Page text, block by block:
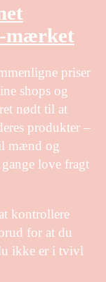
mærket
priser
shops og
nødt til at
produkter –
mænd og
love fragt
kontrollere
for at du
ikke er i tvivl